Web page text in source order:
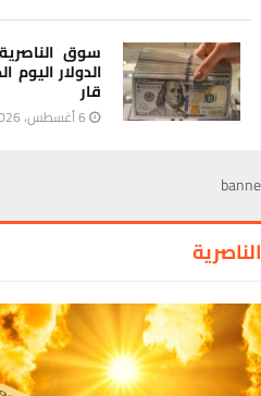
سوق
الدولار
قار
6 أغسطس، 2026
الناصرية